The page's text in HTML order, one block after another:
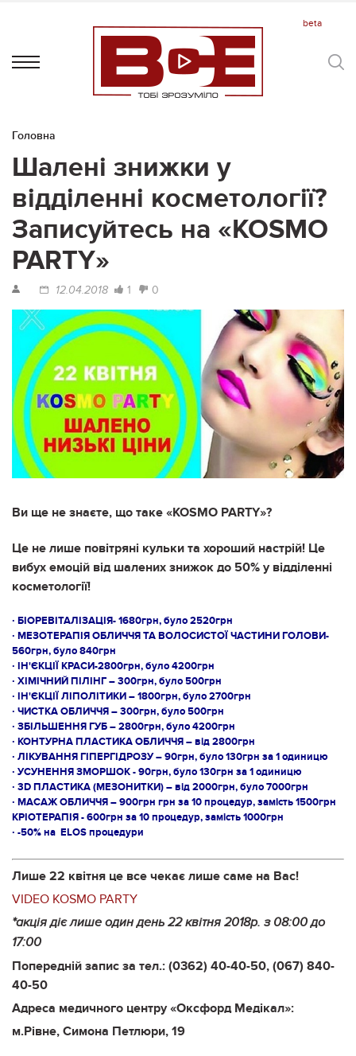
Головна
Шалені знижки у
відділенні косметології?
Записуйтесь на «KOSMO
PARTY»
12.04.2018 1 0
Ви ще не знаєте, що таке «KOSMO PARTY»?
Це не лише повітряні кульки та хороший настрій! Це
вибух емоцій від шалених знижок до 50% у відділенні
косметології!
∙ БІОРЕВІТАЛІЗАЦІЯ- 1680грн, було 2520грн
∙ МЕЗОТЕРАПІЯ ОБЛИЧЧЯ ТА ВОЛОСИСТОЇ ЧАСТИНИ ГОЛОВИ-
560грн, було 840грн
∙ ІН'ЄКЦІЇ КРАСИ-2800грн, було 4200грн
∙ ХІМІЧНИЙ ПІЛІНГ – 300грн, було 500грн
∙ ІН'ЄКЦІЇ ЛІПОЛІТИКИ – 1800грн, було 2700грн
∙ ЧИСТКА ОБЛИЧЧЯ – 300грн, було 500грн
∙ ЗБІЛЬШЕННЯ ГУБ – 2800грн, було 4200грн
∙ КОНТУРНА ПЛАСТИКА ОБЛИЧЧЯ – від 2800грн
∙ ЛІКУВАННЯ ГІПЕРГІДРОЗУ – 90грн, було 130грн за 1 одиницю
∙ УСУНЕННЯ ЗМОРШОК - 90грн, було 130грн за 1 одиницю
∙ 3D ПЛАСТИКА (МЕЗОНИТКИ) – від 2000грн, було 7000грн
∙ МАСАЖ ОБЛИЧЧЯ – 900грн грн за 10 процедур, замість 1500грн
КРІОТЕРАПІЯ - 600грн за 10 процедур, замість 1000грн
∙ -50% на ELOS процедури
Лише 22 квітня це все чекає лише саме на Вас!
VIDEO KOSMO PARTY
*акція діє лише один день 22 квітня 2018р. з 08:00 до
17:00
Попередній запис за тел.: (0362) 40-40-50, (067) 840-
40-50
Адреса медичного центру «Оксфорд Медікал»:
м.Рівне, Симона Петлюри, 19